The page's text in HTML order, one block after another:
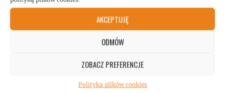
AKCEPTUJĘ
ODMÓW
ZOBACZ PREFERENCJE
Polityka plików cookies
Sonata Arctica i Rage na koncercie w